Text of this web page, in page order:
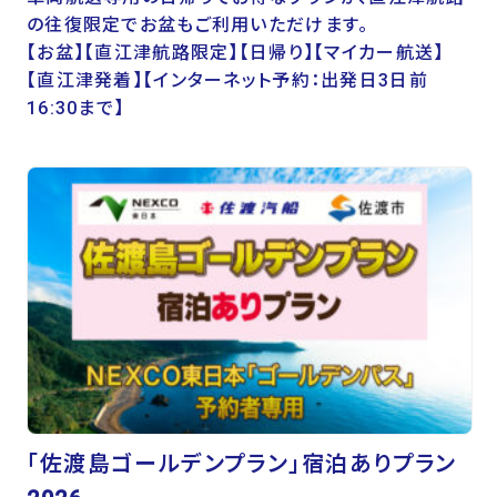
の往復限定でお盆もご利用いただけます。
【お盆】【直江津航路限定】【日帰り】【マイカー航送】
【直江津発着】【インターネット予約：出発日3日前
16:30まで】
「佐渡島ゴールデンプラン」宿泊ありプラン